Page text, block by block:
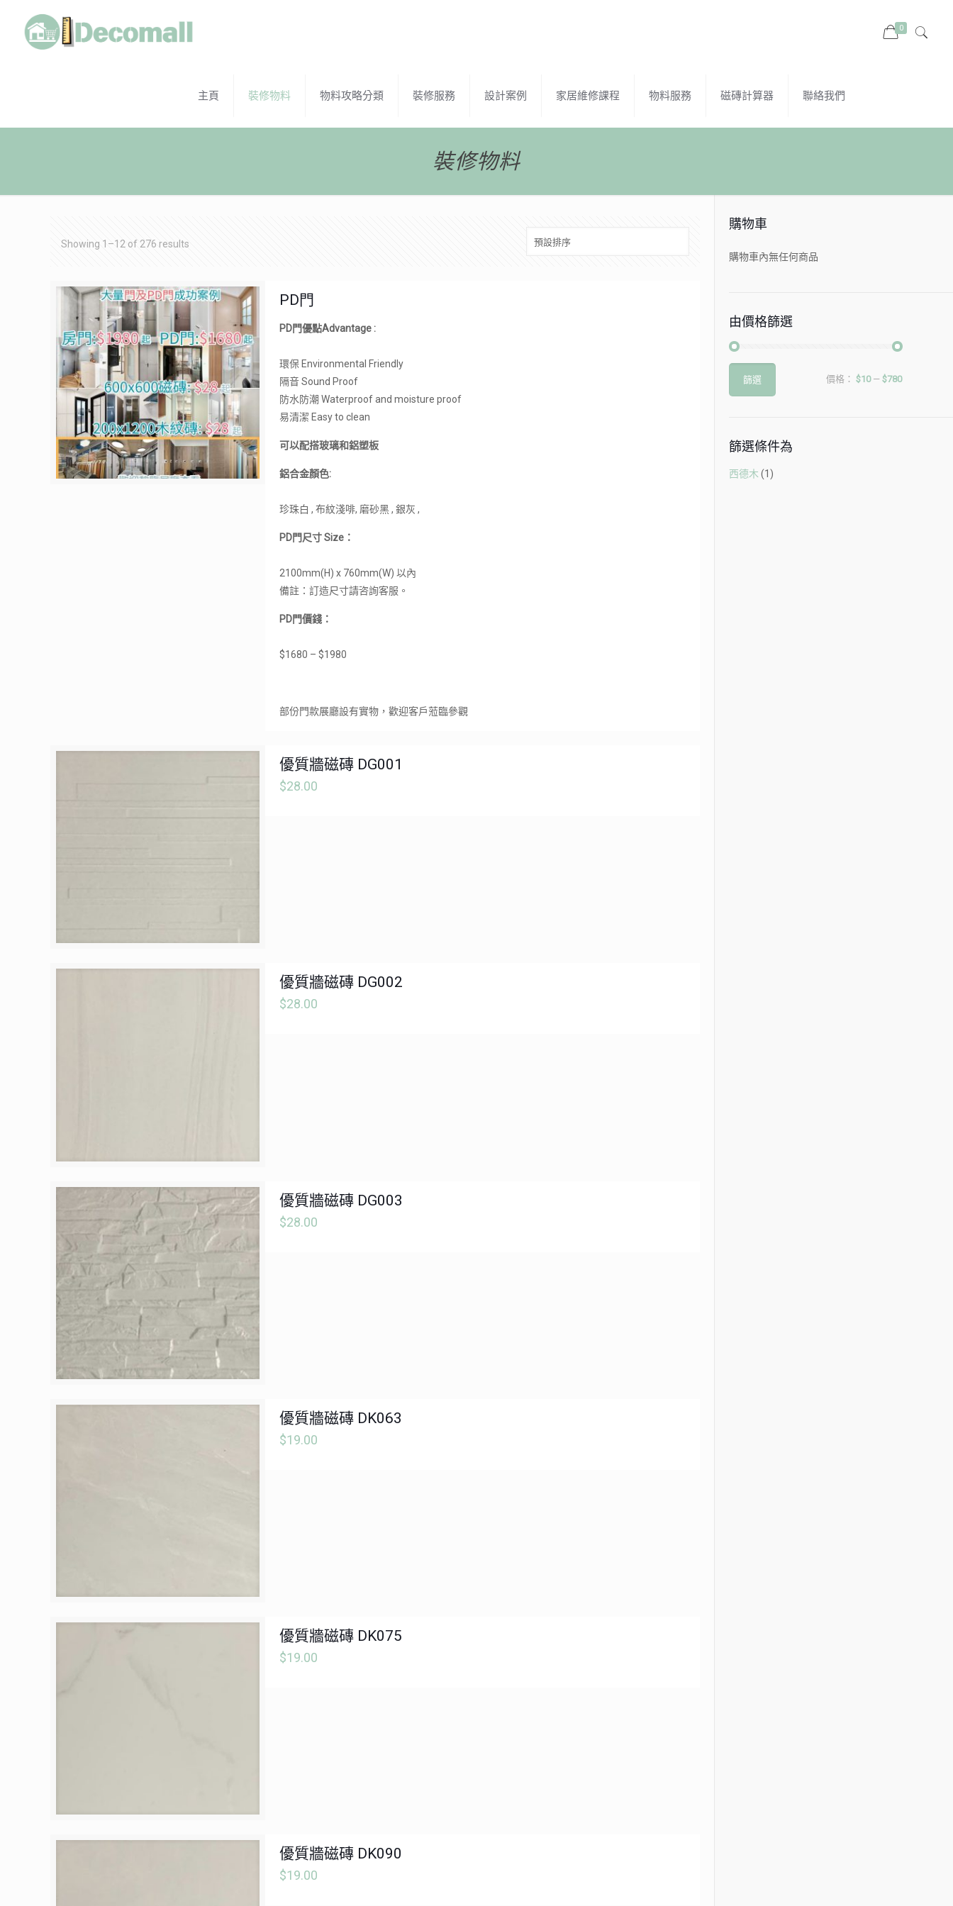
主頁 裝修物料 物料攻略分類 裝修服務 設計案例 家居維修課程 物料服務 磁磚計算器 聯絡我們
0
裝修物料
Showing 1–12 of 276 results
PD門
PD門優點Advantage :
環保 Environmental Friendly
隔音 Sound Proof
防水防潮 Waterproof and moisture proof
易清潔 Easy to clean
可以配搭玻璃和鋁塑板
鋁合金顏色:
珍珠白 , 布紋淺啡, 磨砂黑 , 銀灰 ,
PD門尺寸 Size：
2100mm(H) x 760mm(W) 以內
備註：訂造尺寸請咨詢客服。
PD門價錢：
$1680 – $1980
部份門款展廳設有實物，歡迎客戶蒞臨參觀
優質牆磁磚 DG001
$28.00
優質牆磁磚 DG002
$28.00
優質牆磁磚 DG003
$28.00
優質牆磁磚 DK063
$19.00
優質牆磁磚 DK075
$19.00
優質牆磁磚 DK090
$19.00
購物車
購物車內無任何商品
由價格篩選
篩選 價格： $10— $780
篩選條件為
西德木 (1)